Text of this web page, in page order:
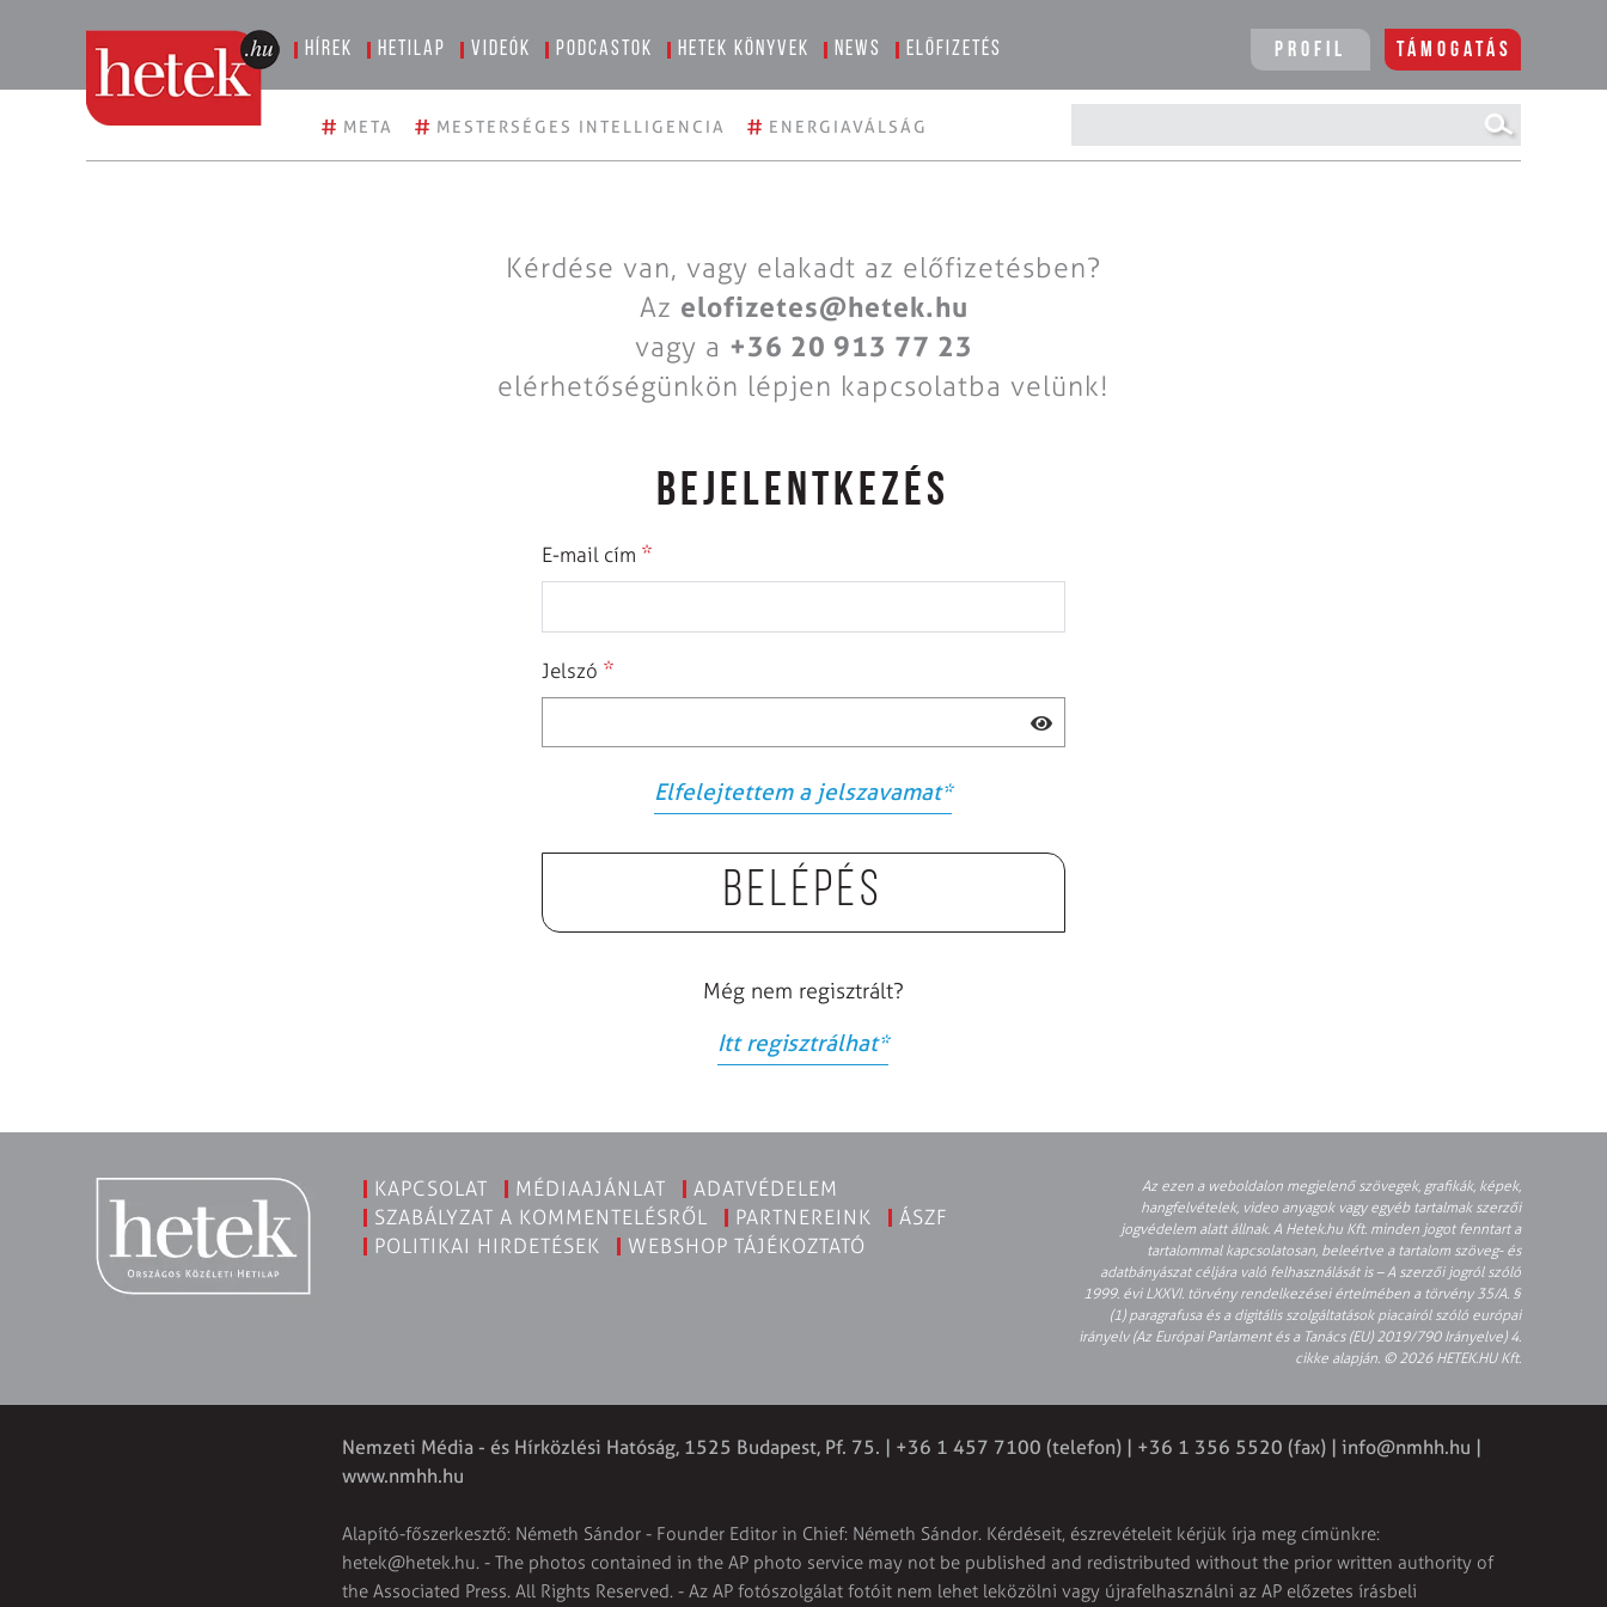
Hírek Hetilap Videók Podcastok Hetek könyvek News Előfizetés Profil Támogatás
# META # MESTERSÉGES INTELLIGENCIA # ENERGIAVÁLSÁG
Kérdése van, vagy elakadt az előfizetésben?
Az elofizetes@hetek.hu
vagy a +36 20 913 77 23
elérhetőségünkön lépjen kapcsolatba velünk!
BEJELENTKEZÉS
E-mail cím *
Jelszó *
Elfelejtettem a jelszavamat*
Belépés
Még nem regisztrált?
Itt regisztrálhat*
KAPCSOLAT MÉDIAAJÁNLAT
ADATVÉDELEM
SZABÁLYZAT A KOMMENTELÉSRŐL
PARTNEREINK
ÁSZF
POLITIKAI HIRDETÉSEK
WEBSHOP TÁJÉKOZTATÓ
Az ezen a weboldalon megjelenő szövegek, grafikák, képek,
hangfelvételek, video anyagok vagy egyéb tartalmak szerzői
jogvédelem alatt állnak. A Hetek.hu Kft. minden jogot fenntart a
tartalommal kapcsolatosan, beleértve a tartalom szöveg- és
adatbányászat céljára való felhasználását is – A szerzői jogról szóló
1999. évi LXXVI. törvény rendelkezései értelmében a törvény 35/A. §
(1) paragrafusa és a digitális szolgáltatások piacairól szóló európai
irányelv (Az Európai Parlament és a Tanács (EU) 2019/790 Irányelve) 4.
cikke alapján. © 2026 HETEK.HU Kft.
Nemzeti Média - és Hírközlési Hatóság, 1525 Budapest, Pf. 75. | +36 1 457 7100 (telefon) | +36 1 356 5520 (fax) | info@nmhh.hu |
www.nmhh.hu
Alapító-főszerkesztő: Németh Sándor - Founder Editor in Chief: Németh Sándor. Kérdéseit, észrevételeit kérjük írja meg címünkre:
hetek@hetek.hu. - The photos contained in the AP photo service may not be published and redistributed without the prior written authority of
the Associated Press. All Rights Reserved. - Az AP fotószolgálat fotóit nem lehet leközölni vagy újrafelhasználni az AP előzetes írásbeli